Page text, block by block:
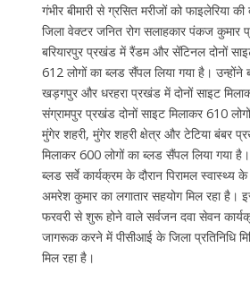
गंभीर बीमारी से ग्रसित मरीजों को फाइलेरिया
जिला वेक्टर जनित रोग सलाहकार पंकज कुमार
बरियारपुर प्रखंड में रैंडम और सेंटिनल दोनों
612 लोगों का ब्लड सैंपल लिया गया है। उन्होंने
खड़गपुर और धरहरा प्रखंड में दोनों साइट
संग्रामपुर प्रखंड दोनों साइट मिलाकर 610
मुंगेर शहरी, मुंगेर शहरी क्षेत्र और टेटिया बंबर
मिलाकर 600 लोगों का ब्लड सैंपल लिया गया है।
ब्लड सर्वे कार्यक्रम के दौरान पिरामल
अमरेश कुमार का लगातार सहयोग मिल रहा है।
फरवरी से शुरू होने वाले सर्वजन दवा सेवन
जागरूक करने में पीसीआई के जिला प्रतिनिधि
मिल रहा है।